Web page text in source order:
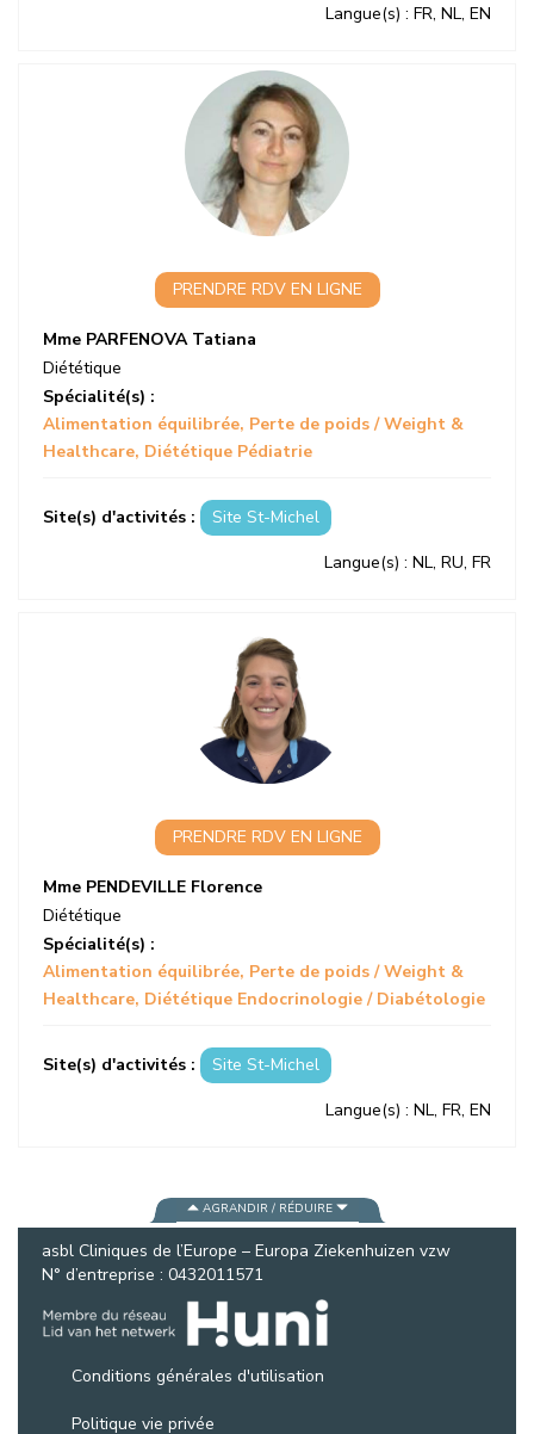
Langue(s) : FR, NL, EN
PRENDRE RDV EN LIGNE
Mme PARFENOVA Tatiana
Diététique
Spécialité(s) :
Alimentation équilibrée Perte de poids / Weight &
Healthcare Diététique Pédiatrie
Site(s) d'activités :
Site St-Michel
Langue(s) : NL, RU, FR
PRENDRE RDV EN LIGNE
Mme PENDEVILLE Florence
Diététique
Spécialité(s) :
Alimentation équilibrée Perte de poids / Weight &
Healthcare Diététique Endocrinologie / Diabétologie
Site(s) d'activités :
Site St-Michel
Langue(s) : NL, FR, EN
AGRANDIR / RÉDUIRE
asbl Cliniques de l’Europe – Europa Ziekenhuizen vzw
N° d’entreprise : 0432011571
Conditions générales d'utilisation
Politique vie privée